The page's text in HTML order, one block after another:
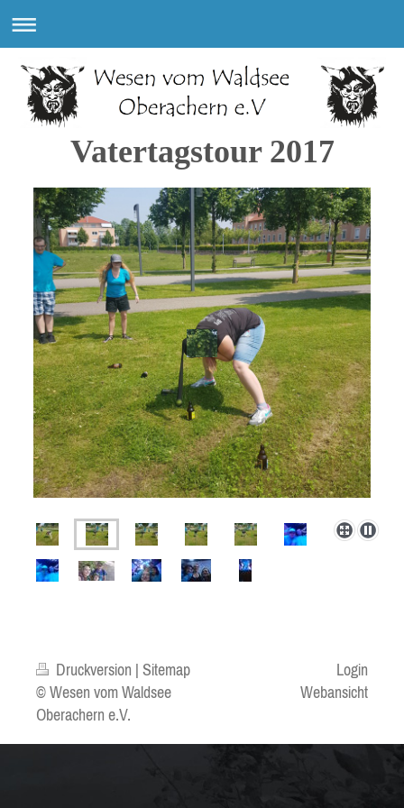
Vatertagstour 2017
Druckversion | Sitemap
© Wesen vom Waldsee
Oberachern e.V.
Login
Webansicht